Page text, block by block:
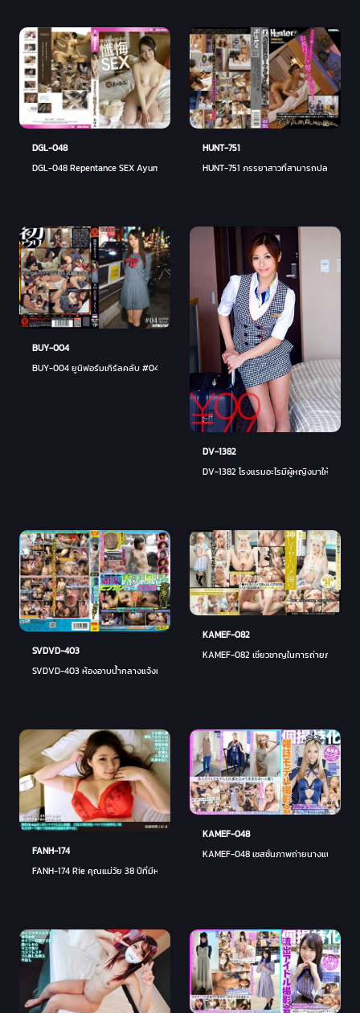
DGL-048
DGL-048 Repentance SEX Ayumi ของผู้ช่วยทันตแพทย์ที่กระตือรือร้น
HUNT-751
HUNT-751 ภรรยาสาวที่สามารถปลดปล่อย
BUY-004
BUY-004 ยูนิฟอร์มเกิร์ลคลับ #04
DV-1382
DV-1382 โรงแรมอะไรมีผู้หญิงมาให้เย็ดตล
SVDVD-403
SVDVD-403 ห้องอาบน้ำกลางแจ้งที่มีในเวลากลางคืน
KAMEF-082
KAMEF-082 เชี่ยวชาญในการถ่ายภาพบุคค
FANH-174
FANH-174 Rie คุณแม่วัย 38 ปีที่มีหน้าอก Hcup ใหญ่กำลังนอกใจในเวลากลางวันแสกๆด้ว
KAMEF-048
KAMEF-048 เซสชั่นภาพถ่ายนางแบบนิตย